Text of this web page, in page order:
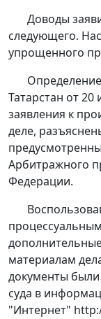
Доводы
следующего.
упрощенного
Татарстан от
заявления к
деле,
Арбитражного
Федерации.
материалам
документы
суда в
"Интернет"